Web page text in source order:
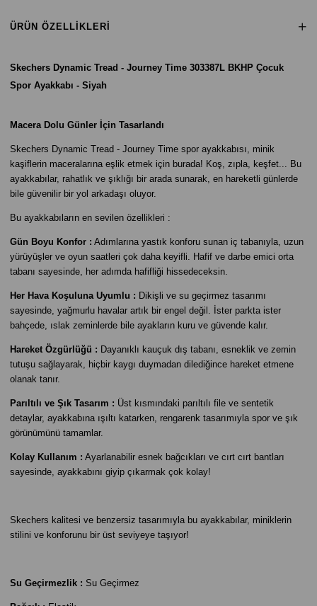
ÜRÜN ÖZELLIKLERI
Skechers Dynamic Tread - Journey Time 303387L BKHP Çocuk
Spor Ayakkabı - Siyah
Macera Dolu Günler İçin Tasarlandı
Skechers Dynamic Tread - Journey Time spor ayakkabısı, minik
kaşiflerin maceralarına eşlik etmek için burada! Koş, zıpla, keşfet... Bu
ayakkabılar, rahatlık ve şıklığı bir arada sunarak, en hareketli günlerde
bile güvenilir bir yol arkadaşı oluyor.
Bu ayakkabıların en sevilen özellikleri :
Gün Boyu Konfor : Adımlarına yastık konforu sunan iç tabanıyla, uzun
yürüyüşler ve oyun saatleri çok daha keyifli. Hafif ve darbe emici orta
tabanı sayesinde, her adımda hafifliği hissedeceksin.
Her Hava Koşuluna Uyumlu : Dikişli ve su geçirmez tasarımı
sayesinde, yağmurlu havalar artık bir engel değil. İster parkta ister
bahçede, ıslak zeminlerde bile ayakların kuru ve güvende kalır.
Hareket Özgürlüğü : Dayanıklı kauçuk dış tabanı, esneklik ve zemin
tutuşu sağlayarak, hiçbir kaygı duymadan dilediğince hareket etmene
olanak tanır.
Parıltılı ve Şık Tasarım : Üst kısmındaki parıltılı file ve sentetik
detaylar, ayakkabına ışıltı katarken, rengarenk tasarımıyla spor ve şık
görünümünü tamamlar.
Kolay Kullanım : Ayarlanabilir esnek bağcıkları ve cırt cırt bantları
sayesinde, ayakkabını giyip çıkarmak çok kolay!
Skechers kalitesi ve benzersiz tasarımıyla bu ayakkabılar, miniklerin
stilini ve konforunu bir üst seviyeye taşıyor!
Su Geçirmezlik : Su Geçirmez